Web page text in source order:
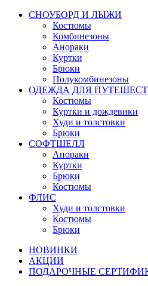
СНОУБОРД И ЛЫЖИ
Костюмы
Комбинезоны
Анораки
Куртки
Брюки
Полукомбинезоны
ОДЕЖДА ДЛЯ
Костюмы
Куртки и дождевики
Худи и толстовки
Брюки
СОФТШЕЛЛ
Анораки
Куртки
Брюки
Костюмы
ФЛИС
Худи и толстовки
Костюмы
Брюки
НОВИНКИ
АКЦИИ
ПОДАРОЧНЫЕ